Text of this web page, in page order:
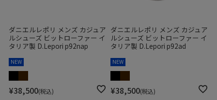
ダニエルレポリ メンズ カジュア
ルシューズ ビットローファー イ
タリア製 D.Lepori p92nap
NEW
¥38,500 税込
ダニエルレポリ メンズ カジュア
ルシューズ ビットローファー イ
タリア製 D.Lepori p92ad
NEW
¥38,500 税込